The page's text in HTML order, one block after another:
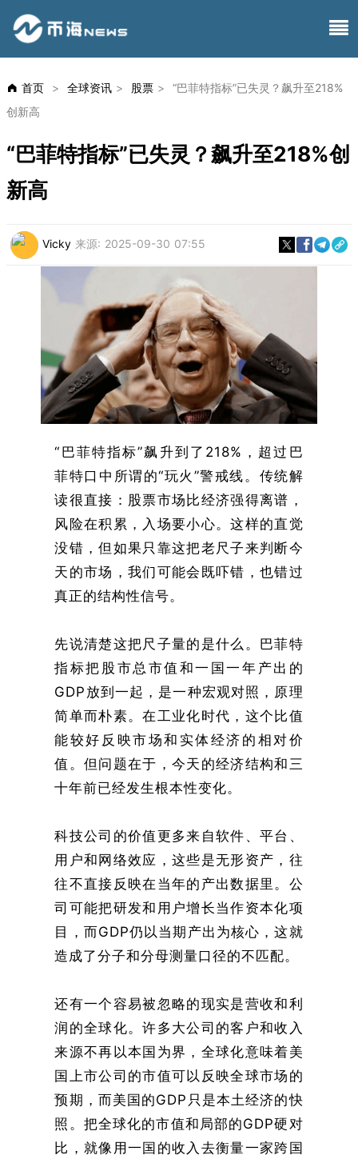
首页 > 全球资讯 > 股票 >
“巴菲特指标”已失灵？飙升至218%
创新高
“巴菲特指标”已失灵？飙升至218%创
新高
Vicky 来源: 2025-09-30 07:55
“巴菲特指标”飙升到了218%，超过巴
菲特口中所谓的“玩火”警戒线。传统解
读很直接：股票市场比经济强得离谱，
风险在积累，入场要小心。这样的直觉
没错，但如果只靠这把老尺子来判断今
天的市场，我们可能会既吓错，也错过
真正的结构性信号。
先说清楚这把尺子量的是什么。巴菲特
指标把股市总市值和一国一年产出的
GDP放到一起，是一种宏观对照，原理
简单而朴素。在工业化时代，这个比值
能较好反映市场和实体经济的相对价
值。但问题在于，今天的经济结构和三
十年前已经发生根本性变化。
科技公司的价值更多来自软件、平台、
用户和网络效应，这些是无形资产，往
往不直接反映在当年的产出数据里。公
司可能把研发和用户增长当作资本化项
目，而GDP仍以当期产出为核心，这就
造成了分子和分母测量口径的不匹配。
还有一个容易被忽略的现实是营收和利
润的全球化。许多大公司的客户和收入
来源不再以本国为界，全球化意味着美
国上市公司的市值可以反映全球市场的
预期，而美国的GDP只是本土经济的快
照。把全球化的市值和局部的GDP硬对
比，就像用一国的收入去衡量一家跨国